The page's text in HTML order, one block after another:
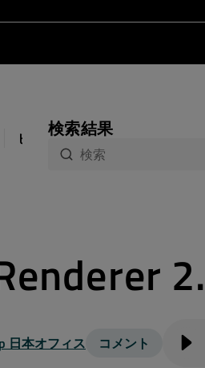
ビジネス 開発
検索結果
日本オフィス コメント